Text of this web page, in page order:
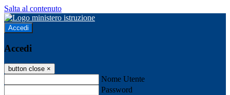
Salta al contenuto
Accedi
Accedi
button close ×
Nome Utente
Password